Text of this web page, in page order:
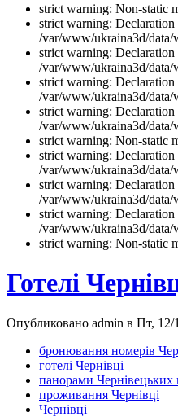
strict warning: Non-static
strict warning:
/var/www/ukraina3d/data/
strict warning:
/var/www/ukraina3d/data/
strict warning:
/var/www/ukraina3d/data/
strict warning:
/var/www/ukraina3d/data/
strict warning: Non-static
strict warning:
/var/www/ukraina3d/data/
strict warning:
/var/www/ukraina3d/data/
strict warning:
/var/www/ukraina3d/data/
strict warning: Non-static
Готелі
Опубликовано admin в Пт, 12/
бронювання номерів
готелі Чернівці
панорами Чернівецьких
проживання Чернівці
Чернівці